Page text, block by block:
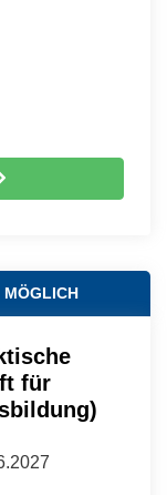
MÖGLICH
für